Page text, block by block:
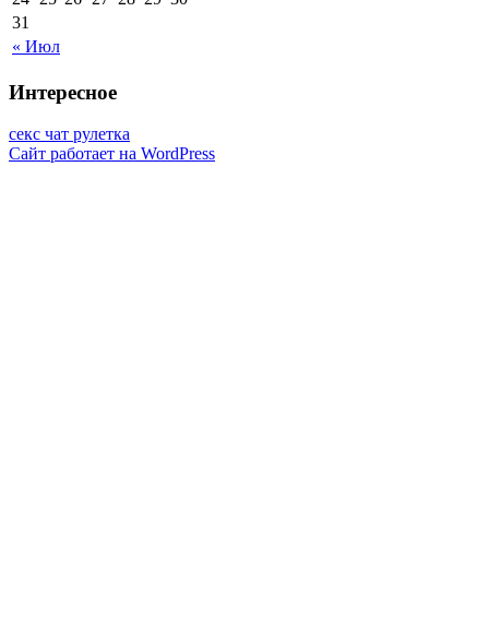
« Июл
31
Интересное
секс чат рулетка
Сайт работает на WordPress